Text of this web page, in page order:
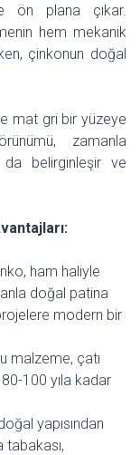
ön plana çıkar.
hem mekanik
çinkonun doğal
mat gri bir yüzeye
zamanla
belirginleşir ve
ham haliyle
doğal patina
modern bir
malzeme, çatı
100 yıla kadar
yapısından